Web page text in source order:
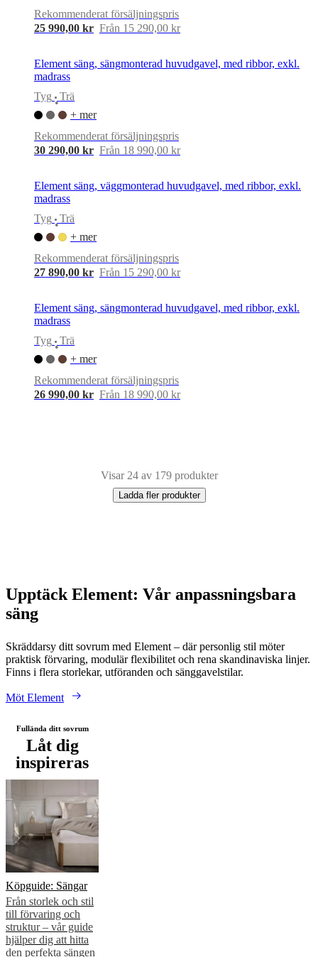
Rekommenderat försäljningspris
25 990,00 kr Från 15 290,00 kr
Element säng, sängmonterad huvudgavel, med ribbor, exkl.
madrass
Tyg
•
Trä
+ mer
Rekommenderat försäljningspris
30 290,00 kr Från 18 990,00 kr
Element säng, väggmonterad huvudgavel, med ribbor, exkl.
madrass
Tyg
•
Trä
+ mer
Rekommenderat försäljningspris
27 890,00 kr Från 15 290,00 kr
Element säng, sängmonterad huvudgavel, med ribbor, exkl.
madrass
Tyg
•
Trä
+ mer
Rekommenderat försäljningspris
26 990,00 kr Från 18 990,00 kr
Visar 24 av 179 produkter
Ladda fler produkter
page
Upptäck Element: Vår anpassningsbara
säng
Skräddarsy ditt sovrum med Element – där personlig stil möter
praktisk förvaring, modulär flexibilitet och rena skandinaviska linjer.
Finns i flera storlekar, utföranden och sänggavelstilar.
Möt Element
Fullända ditt sovrum
Låt dig
inspireras
Köpguide: Sängar
Från storlek och stil
till förvaring och
struktur – vår guide
hjälper dig att hitta
den perfekta sängen